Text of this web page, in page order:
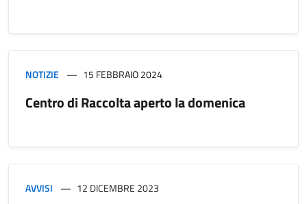
NOTIZIE 15 FEBBRAIO 2024
Centro di Raccolta aperto la domenica
AVVISI 12 DICEMBRE 2023